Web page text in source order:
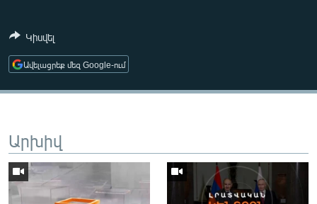
ԲԱՆԱՎԵՃ
Հայերեն
English
Կիսվել
Ավելացրեք մեզ Google-ում
Արխիվ